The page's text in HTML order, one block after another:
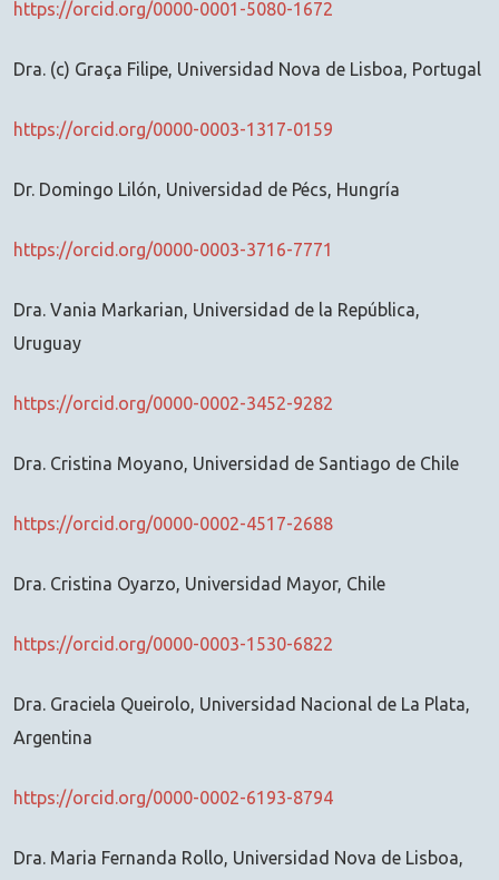
https://orcid.org/0000-0001-5080-1672
Dra. (c) Graça Filipe, Universidad Nova de Lisboa, Portugal
https://orcid.org/0000-0003-1317-0159
Dr. Domingo Lilón, Universidad de Pécs, Hungría
https://orcid.org/0000-0003-3716-7771
Dra. Vania Markarian, Universidad de la República,
Uruguay
https://orcid.org/0000-0002-3452-9282
Dra. Cristina Moyano, Universidad de Santiago de Chile
https://orcid.org/0000-0002-4517-2688
Dra. Cristina Oyarzo, Universidad Mayor, Chile
https://orcid.org/0000-0003-1530-6822
Dra. Graciela Queirolo, Universidad Nacional de La Plata,
Argentina
https://orcid.org/0000-0002-6193-8794
Dra. Maria Fernanda Rollo, Universidad Nova de Lisboa,